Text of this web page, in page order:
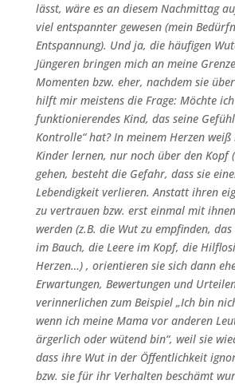
lässt, wäre es an diesem Nachmittag
viel entspannter gewesen (mein
Entspannung). Und ja, die häufigen
Jüngeren bringen mich an meine
Momenten bzw. eher, nachdem sie
hilft mir meistens die Frage: Möchte ich
funktionierendes Kind, das seine
Kontrolle“ hat? In meinem Herzen weiß
Kinder lernen, nur noch über den Kopf
gehen, besteht die Gefahr, dass sie
Lebendigkeit verlieren. Anstatt ihren
zu vertrauen bzw. erst einmal mit
werden (z.B. die Wut zu empfinden,
im Bauch, die Leere im Kopf, die
Herzen…) , orientieren sie sich dann
Erwartungen, Bewertungen und
verinnerlichen zum Beispiel „Ich bin
wenn ich meine Mama vor anderen
ärgerlich oder wütend bin“, weil sie
dass ihre Wut in der Öffentlichkeit
bzw. sie für ihr Verhalten beschämt